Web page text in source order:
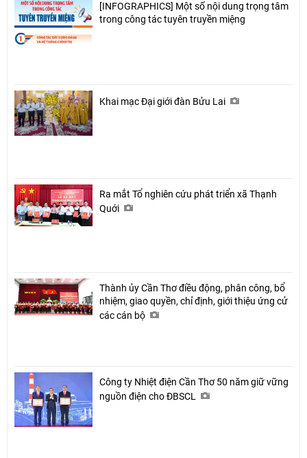
[INFOGRAPHICS] Một số nội dung trọng tâm
trong công tác tuyên truyền miệng
Khai mạc Đại giới đàn Bửu Lai
Ra mắt Tổ nghiên cứu phát triển xã Thạnh
Quới
Thành ủy Cần Thơ điều động, phân công, bổ
nhiệm, giao quyền, chỉ định, giới thiệu ứng cử
các cán bộ
Công ty Nhiệt điện Cần Thơ 50 năm giữ vững
nguồn điện cho ĐBSCL